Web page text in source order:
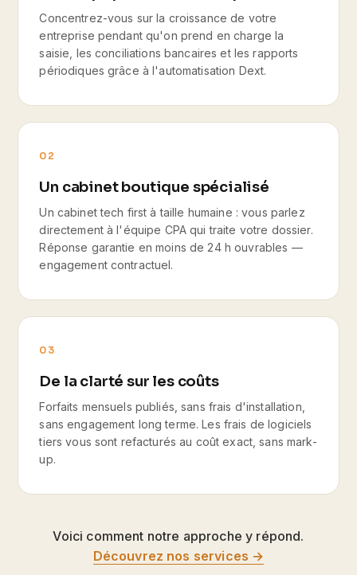
Concentrez-vous sur la croissance de votre
entreprise pendant qu'on prend en charge la
saisie, les conciliations bancaires et les rapports
périodiques grâce à l'automatisation Dext.
02
Un cabinet boutique spécialisé
Un cabinet tech first à taille humaine : vous parlez
directement à l'équipe CPA qui traite votre dossier.
Réponse garantie en moins de 24 h ouvrables —
engagement contractuel.
03
De la clarté sur les coûts
Forfaits mensuels publiés, sans frais d'installation,
sans engagement long terme. Les frais de logiciels
tiers vous sont refacturés au coût exact, sans mark-
up.
Voici comment notre approche y répond.
Découvrez nos services →